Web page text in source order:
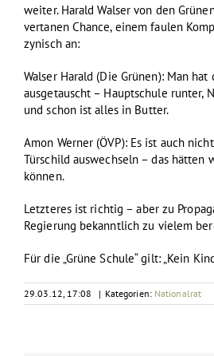
weiter. Harald Walser von den
vertanen Chance, einem faulen
zynisch an:
Walser Harald (Die Grünen): Man hat
ausgetauscht – Hauptschule runter,
und schon ist alles in Butter.
Amon Werner (ÖVP): Es ist auch
Türschild auswechseln – das hätten
können.
Letzteres ist richtig – aber zu
Regierung bekanntlich zu vielem
Für die „Grüne Schule“ gilt: „Kein
29.03.12, 17:08 | Kategorien: Nationalrat